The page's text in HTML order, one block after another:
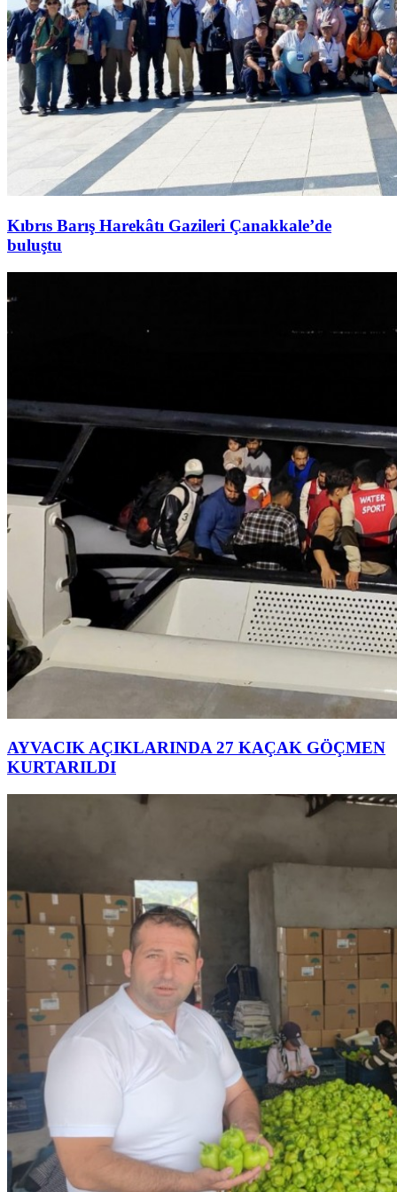
Kıbrıs Barış Harekâtı Gazileri Çanakkale’de
buluştu
AYVACIK AÇIKLARINDA 27 KAÇAK GÖÇMEN
KURTARILDI